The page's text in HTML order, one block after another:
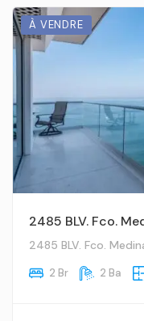
À VENDRE
2485 BLV. Fco.
2 Br 2 Ba